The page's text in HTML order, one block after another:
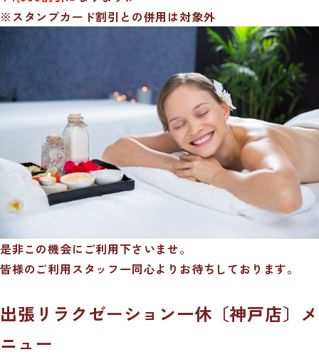
※スタンプカード割引との併用は対象外
是非この機会にご利用下さいませ。
皆様のご利用スタッフ一同心よりお待ちしております。
出張リラクゼーション一休〔神戸店〕メ
ニュー